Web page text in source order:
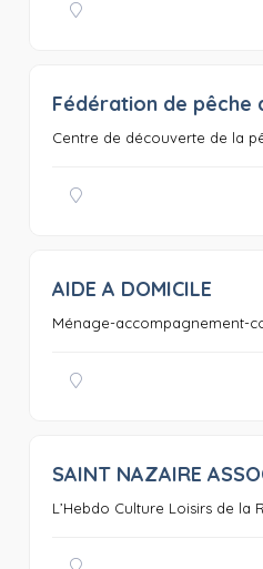
Fédération de pêche
Centre de découverte de la
AIDE A DOMICILE
Ménage-accompagnement-
SAINT NAZAIRE
L’Hebdo Culture Loisirs de la